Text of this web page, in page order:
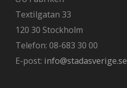
Textilgatan 33
120 30 Stockholm
Telefon: 08-683 30 00
E-post: info@stadasverige.se